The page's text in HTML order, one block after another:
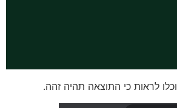
לראות כי התוצאה תהיה זהה.